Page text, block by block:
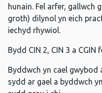
hunain. Fel arfer, gallwch
groth) dilynol yn eich
iechyd rhywiol.
Bydd CIN 2, CIN 3 a
Byddwch yn cael
sydd ar gael a byddwch